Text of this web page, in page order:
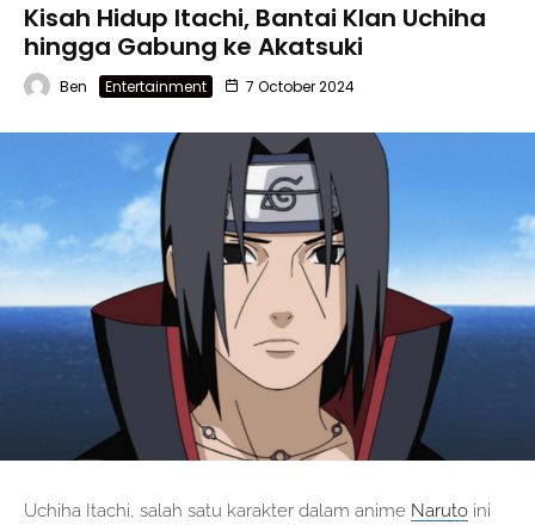
Kisah Hidup Itachi, Bantai Klan Uchiha
hingga Gabung ke Akatsuki
Ben Entertainment 7 October 2024
Uchiha Itachi, salah satu karakter dalam anime Naruto ini